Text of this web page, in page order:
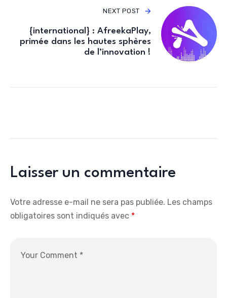
NEXT POST
{international} : AfreekaPlay,
primée dans les hautes sphères
de l’innovation !
Laisser un commentaire
Votre adresse e-mail ne sera pas publiée. Les champs
obligatoires sont indiqués avec *